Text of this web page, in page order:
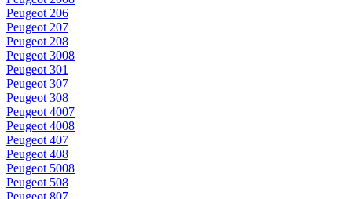
Peugeot 206
Peugeot 207
Peugeot 208
Peugeot 3008
Peugeot 301
Peugeot 307
Peugeot 308
Peugeot 4007
Peugeot 4008
Peugeot 407
Peugeot 408
Peugeot 5008
Peugeot 508
Peugeot 807